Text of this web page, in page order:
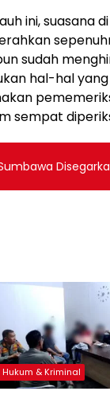
ini, suasana
sudah
hal-hal yang
sempat
Hukum & Kriminal